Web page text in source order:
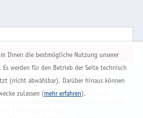
mich damit einverstanden, dass
meine E-Mail-Adresse, vom
Hobelindustrie (VEH) zum
von Newslettern über Neuigkeiten
Einklang mit der
Ihnen die bestmögliche Nutzung unserer
Es werden für den Betrieb der Seite technisch
(nicht abwählbar). Darüber hinaus können
zulassen (mehr erfahren).